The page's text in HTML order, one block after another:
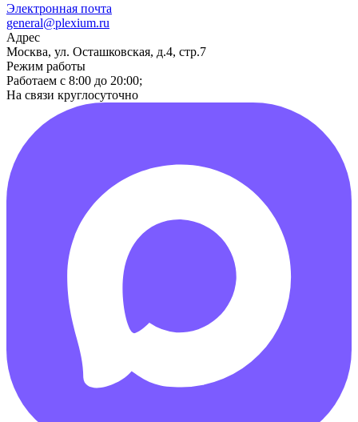
Электронная почта
general@plexium.ru
Адрес
Москва, ул. Осташковская, д.4, стр.7
Режим работы
Работаем с 8:00 до 20:00;
На связи круглосуточно